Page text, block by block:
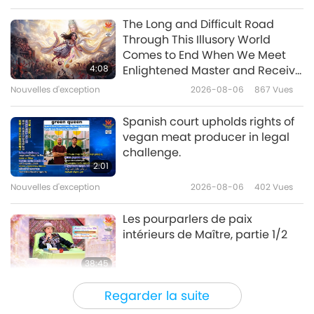
14:40
L’enseignement de Vimalakirti –
chapitre 12 : Vision de l’univers
Abhirati et le Tathagata
Aksobhya, partie 1/2
12:16
La vertu : extrait de "La Cité de
Dieu" de Saint Augustin
Regarder la suite
4:08
The Long and Difficult Road
Through This Illusory World
Comes to End When We Meet
Enlightened Master and Receive
Nouvelles d'exception 2026-08-06 867 Vues
2:01
Spanish court upholds rights of
vegan meat producer in legal
challenge.
Nouvelles d'exception 2026-08-06 402Vues
38:45
Les pourparlers de paix
intérieurs de Maître, partie 1/2
Entre Maître et disciples 2026-08-06